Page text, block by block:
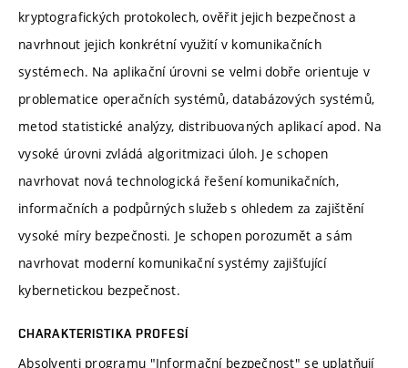
kryptografických protokolech, ověřit jejich bezpečnost a
navrhnout jejich konkrétní využití v komunikačních
systémech. Na aplikační úrovni se velmi dobře orientuje v
problematice operačních systémů, databázových systémů,
metod statistické analýzy, distribuovaných aplikací apod. Na
vysoké úrovni zvládá algoritmizaci úloh. Je schopen
navrhovat nová technologická řešení komunikačních,
informačních a podpůrných služeb s ohledem za zajištění
vysoké míry bezpečnosti. Je schopen porozumět a sám
navrhovat moderní komunikační systémy zajišťující
kybernetickou bezpečnost.
CHARAKTERISTIKA PROFESÍ
Absolventi programu "Informační bezpečnost" se uplatňují